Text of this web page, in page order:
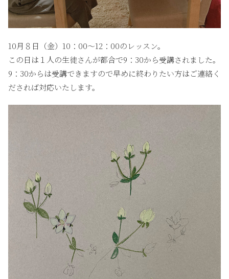
10月８日（金）10：00〜12：00のレッスン。
この日は１人の生徒さんが都合で9：30から受講されました。
9：30からは受講できますので早めに終わりたい方はご連絡く
だされば対応いたします。